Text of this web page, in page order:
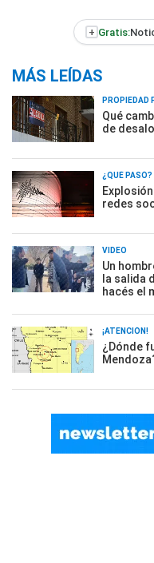
+ Gratis:
MÁS LEÍDAS
PROPIEDAD
Qué
de
¿QUÉ PASÓ?
redes
VIDEO
Un
la salida
hacés el
¡ATENCIÓN!
¿Dónde